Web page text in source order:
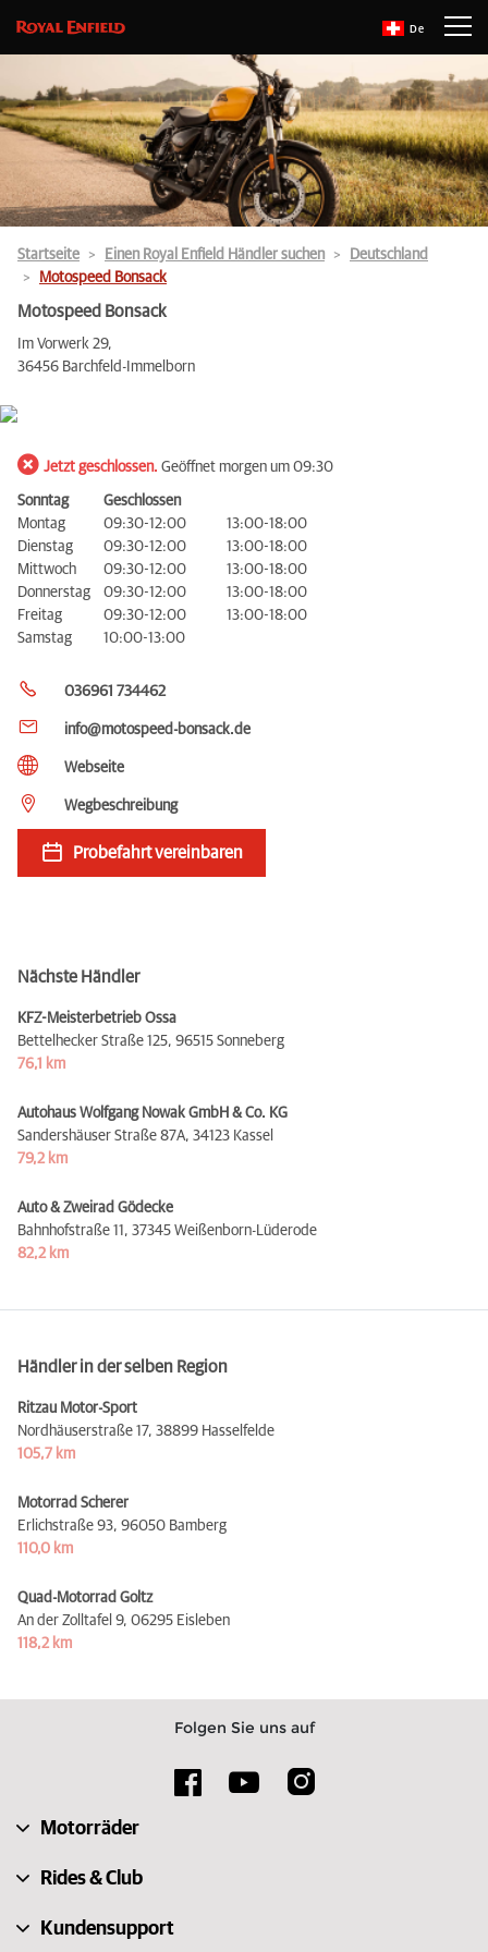
De
Startseite Einen Royal Enfield Händler suchen
Deutschland
Motospeed Bonsack
Motospeed Bonsack
Im Vorwerk 29,
36456 Barchfeld-Immelborn
Jetzt geschlossen. Geöffnet morgen um 09:30
Sonntag
Geschlossen
Montag
09:30-12:00
13:00-18:00
Dienstag
09:30-12:00
13:00-18:00
Mittwoch
09:30-12:00
13:00-18:00
Donnerstag
09:30-12:00
13:00-18:00
Freitag
09:30-12:00
13:00-18:00
Samstag
10:00-13:00
036961 734462
info@motospeed-bonsack.de
Webseite
Wegbeschreibung
Probefahrt vereinbaren
Nächste Händler
KFZ-Meisterbetrieb Ossa
Bettelhecker Straße 125, 96515 Sonneberg
76,1 km
Autohaus Wolfgang Nowak GmbH & Co. KG
Sandershäuser Straße 87A, 34123 Kassel
79,2 km
Auto & Zweirad Gödecke
Bahnhofstraße 11, 37345 Weißenborn-Lüderode
82,2 km
Händler in der selben Region
Ritzau Motor-Sport
Nordhäuserstraße 17, 38899 Hasselfelde
105,7 km
Motorrad Scherer
Erlichstraße 93, 96050 Bamberg
110,0 km
Quad-Motorrad Goltz
An der Zolltafel 9, 06295 Eisleben
118,2 km
Folgen Sie uns auf
Motorräder
Rides & Club
Kundensupport